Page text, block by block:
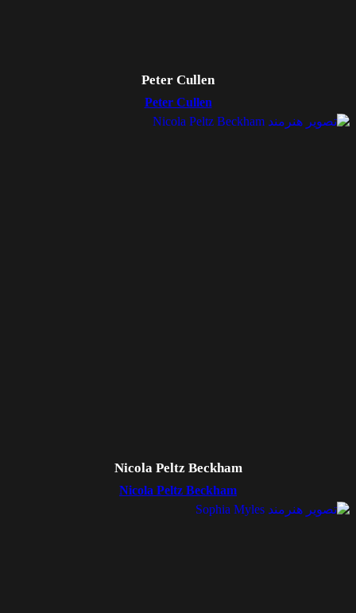
Peter Cullen
Peter Cullen
Nicola Peltz Beckham
Nicola Peltz Beckham